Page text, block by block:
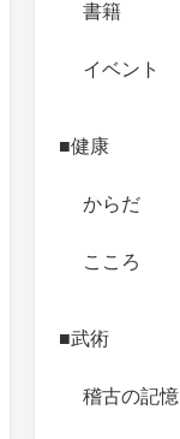
書籍
イベント
■健康
からだ
こころ
■武術
稽古の記憶